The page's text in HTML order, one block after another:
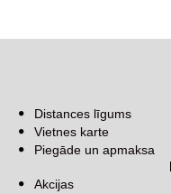
Distances līgums
Vietnes karte
Piegāde un apmaksa
Akcijas